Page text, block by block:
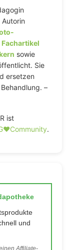
Fachartikel
sowie
Sie
ersetzen
–
ist
.
und